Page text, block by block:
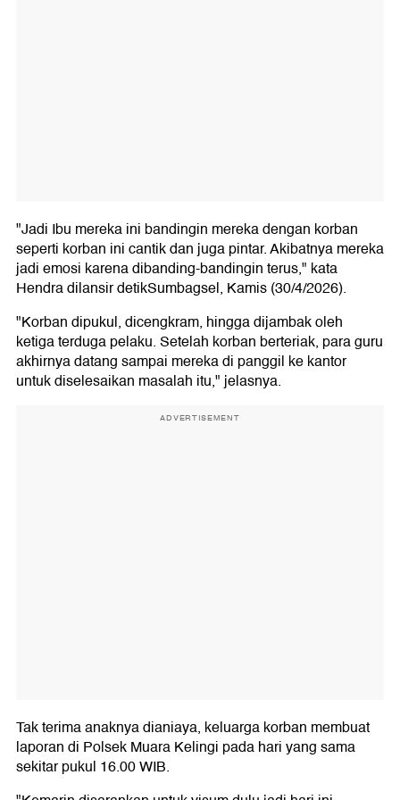
"Jadi Ibu mereka ini bandingin mereka dengan korban
seperti korban ini cantik dan juga pintar. Akibatnya mereka
jadi emosi karena dibanding-bandingin terus," kata
Hendra dilansir detikSumbagsel, Kamis (30/4/2026).
"Korban dipukul, dicengkram, hingga dijambak oleh
ketiga terduga pelaku. Setelah korban berteriak, para guru
akhirnya datang sampai mereka di panggil ke kantor
untuk diselesaikan masalah itu," jelasnya.
ADVERTISEMENT
Tak terima anaknya dianiaya, keluarga korban membuat
laporan di Polsek Muara Kelingi pada hari yang sama
sekitar pukul 16.00 WIB.